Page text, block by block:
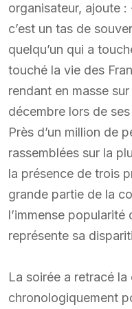
organisateur, ajoute :
c’est un tas de
quelqu’un qui a
touché la vie des
rendant en masse
décembre lors de
Près d’un million de
rassemblées sur la
la présence de trois
grande partie de la
l’immense
représente sa
La soirée a retracé
chronologiquement